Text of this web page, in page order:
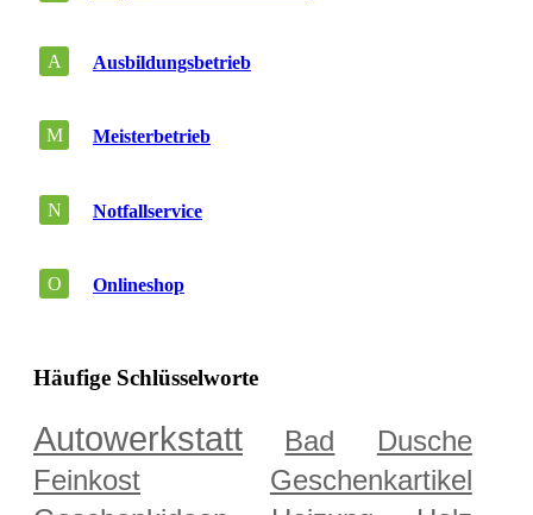
A Ausbildungsbetrieb
M Meisterbetrieb
N Notfallservice
O Onlineshop
Häufige Schlüsselworte
Autowerkstatt Bad
Dusche
Feinkost
Geschenkartikel